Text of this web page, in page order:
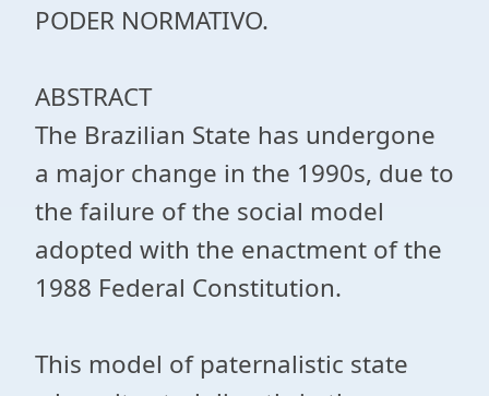
PODER NORMATIVO.
ABSTRACT
The Brazilian State has undergone
a major change in the 1990s, due to
the failure of the social model
adopted with the enactment of the
1988 Federal Constitution.
This model of paternalistic state